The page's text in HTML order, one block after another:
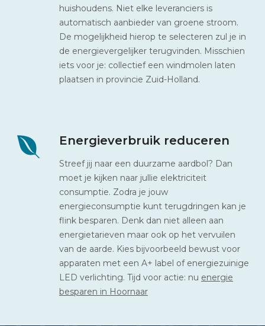
huishoudens. Niet elke leveranciers is
automatisch aanbieder van groene stroom.
De mogelijkheid hierop te selecteren zul je in
de energievergelijker terugvinden. Misschien
iets voor je: collectief een windmolen laten
plaatsen in provincie Zuid-Holland.
Energieverbruik reduceren
Streef jij naar een duurzame aardbol? Dan
moet je kijken naar jullie elektriciteit
consumptie. Zodra je jouw
energieconsumptie kunt terugdringen kan je
flink besparen. Denk dan niet alleen aan
energietarieven maar ook op het vervuilen
van de aarde. Kies bijvoorbeeld bewust voor
apparaten met een A+ label of energiezuinige
LED verlichting. Tijd voor actie: nu energie
besparen in Hoornaar